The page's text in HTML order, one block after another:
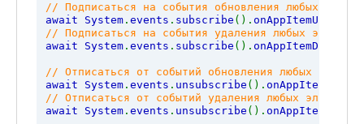
// Подписаться на события обновления любых
await System . events . subscribe (). onAppItemUpdate
// Подписаться на события удаления любых
await System . events . subscribe (). onAppItemDelete
// Отписаться от событий обновления любых
await System . events . unsubscribe (). onAppItemUpdate
// Отписаться от событий удаления любых
await System . events . unsubscribe (). onAppItemDelete